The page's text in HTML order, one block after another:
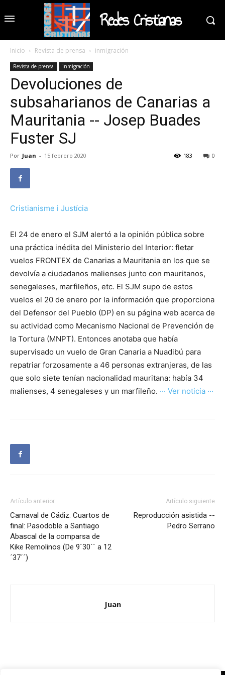
Redes Cristianas
Inicio Revista de prensa inmigración
Revista de prensa inmigración
Devoluciones de
subsaharianos de Canarias a
Mauritania -- Josep Buades
Fuster SJ
Por Juan - 15 febrero 2020 0
183
Cristianisme i Justícia
El 24 de enero el SJM alertó a la opinión pública sobre
una práctica inédita del Ministerio del Interior: fletar
vuelos FRONTEX de Canarias a Mauritania en los que se
devolvía a ciudadanos malienses junto con mauritanos,
senegaleses, marfileños, etc. El SJM supo de estos
vuelos el 20 de enero por la información que proporciona
del Defensor del Pueblo (DP) en su página web acerca de
su actividad como Mecanismo Nacional de Prevención de
la Tortura (MNPT). Entonces anotaba que había
supervisado un vuelo de Gran Canaria a Nuadibú para
repatriar forzosamente a 46 personas extranjeras, de las
que solo siete tenían nacionalidad mauritana: había 34
malienses, 4 senegaleses y un marfileño. ··· Ver noticia ···
Artículo anterior
Carnaval de Cádiz. Cuartos de
final: Pasodoble a Santiago
Abascal de la comparsa de
Kike Remolinos (De 9´30´´ a 12
´37´´)
Artículo siguiente
Reproducción asistida --
Pedro Serrano
Juan